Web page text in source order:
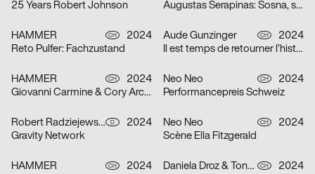
25 Years Robert Johnson
Augustas Serapinas: Sosna, swierk i osika
HAMMER CH
2024
Reto Pulfer: Fachzustand
Aude Gunzinger CH
2024
Il est temps de retourner l’histoire
HAMMER CH
2024
Giovanni Carmine & Cory Arcangel: ALL I EAT IN A DAY
Neo Neo CH
2024
Performancepreis Schweiz
Robert Radziejewski, Michal Veltruský D
2024
Gravity Network
Neo Neo CH
2024
Scène Ella Fitzgerald
HAMMER CH
2024
Daniela Droz & Tonatiuh Ambrosetti, Neo Neo CH
2024